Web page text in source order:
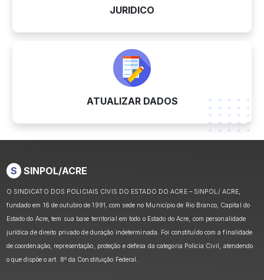
JURIDICO
ATUALIZAR DADOS
S SINPOL/ACRE
O SINDICATO DOS POLICIAIS CIVIS DO ESTADO DO ACRE – SINPOL/ ACRE,
fundado em 16 de outubro de 1991, com sede no Município de Rio Branco, Capital do
Estado do Acre, tem sua base territorial em todo o Estado do Acre, com personalidade
jurídica de direito privado de duração indeterminada. Foi constituído com a finalidade
de coordenação, representação, proteção e defesa da categoria Policia Civil, atendendo
o que dispõe o art. 8º da Constituição Federal.